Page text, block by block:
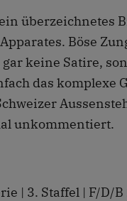
überzeichnetes
Böse
keine Satire,
das komplexe
unkommentiert.
| 3. Staffel | F/D/